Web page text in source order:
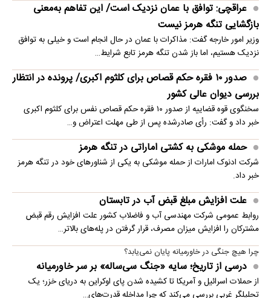
عراقچی: توافق با عمان نزدیک است/ این تفاهم به‌معنی
بازگشایی تنگه هرمز نیست
وزیر امور خارجه گفت: مذاکرات با عمان در حال انجام است و خیلی به توافق
نزدیک هستیم، اما باز شدن تنگه هرمز تابع شرایط…
صدور ۱۰ فقره حکم قصاص برای کلثوم اکبری/ پرونده در انتظار
بررسی دیوان عالی کشور
سخنگوی قوه قضاییه از صدور ۱۰ فقره حکم قصاص نفس برای کلثوم اکبری
خبر داد و گفت: رأی صادرشده پس از طی مهلت اعتراض و…
حمله موشکی به کشتی اماراتی در تنگه هرمز
شرکت ادنوک امارات از حمله موشکی به یکی از شناورهای خود در تنگه هرمز
خبر داد.
علت افزایش مبلغ قبض آب در تابستان
روابط عمومی شرکت مهندسی آب و فاضلاب کشور علت افزایش رقم قبض
مشترکان را افزایش میزان مصرف، قرار گرفتن در پله‌های بالاتر…
چرا هیچ جنگی در خاورمیانه پایان نمی‌یابد؟
درسی از تاریخ؛ سایه «جنگ سی‌ساله» بر سر خاورمیانه
از حملات اسرائیل و آمریکا تا کشیده شدن پای اوکراین به دریای خزر؛ یک
تحلیلگر غربی بررسی می‌کند که چرا مداخله قدرت‌های…